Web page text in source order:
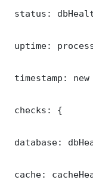
status:
uptime:
timestamp:
checks: {
database:
cache: